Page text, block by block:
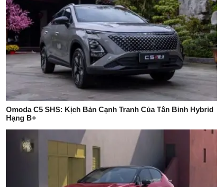
Omoda C5 SHS: Kịch Bản Cạnh Tranh Của Tân Binh Hybrid
Hạng B+